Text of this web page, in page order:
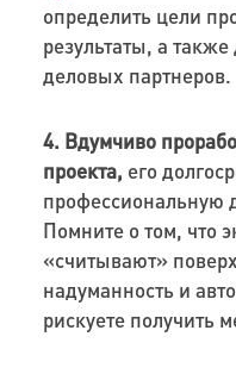
определить цели
результаты, а
деловых партнеров.
4. Вдумчиво
проекта, его
профессиональную
Помните о том, что
«считывают»
надуманность и
рискуете получить